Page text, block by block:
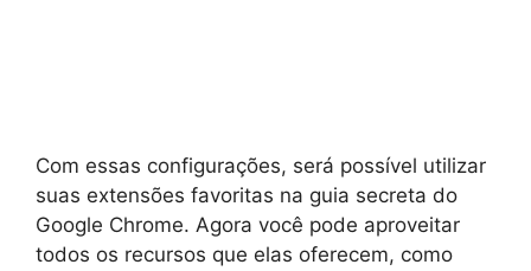
Com essas configurações, será possível utilizar
suas extensões favoritas na guia secreta do
Google Chrome. Agora você pode aproveitar
todos os recursos que elas oferecem, como